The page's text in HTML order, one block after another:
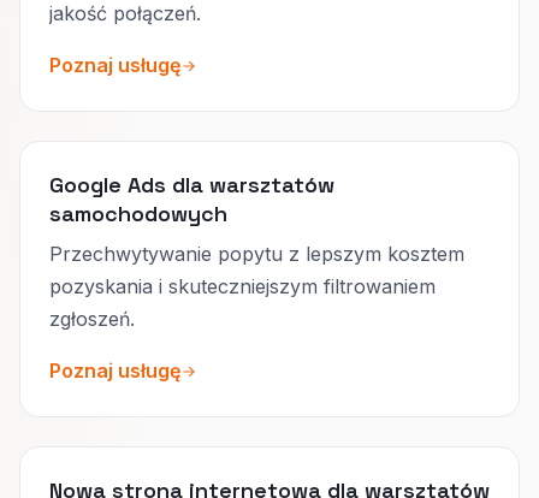
jakość połączeń.
Poznaj usługę
Google Ads dla warsztatów
samochodowych
Przechwytywanie popytu z lepszym kosztem
pozyskania i skuteczniejszym filtrowaniem
zgłoszeń.
Poznaj usługę
Nowa strona internetowa dla warsztatów